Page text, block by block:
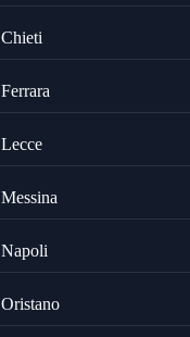
Chieti
Ferrara
Lecce
Messina
Napoli
Oristano